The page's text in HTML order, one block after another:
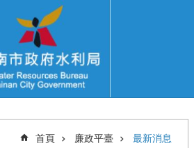
首頁 廉政平臺 最新消息